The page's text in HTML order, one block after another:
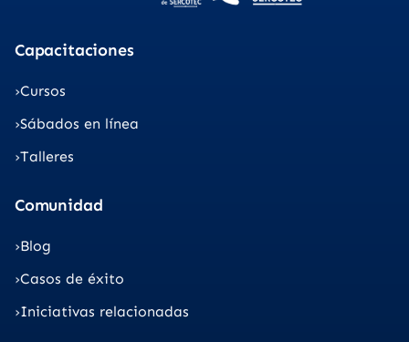
Capacitaciones
Cursos
Sábados en línea
Talleres
Comunidad
Blog
Casos de éxito
Iniciativas relacionadas